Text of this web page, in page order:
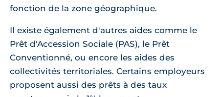
fonction de la zone géographique.
Il existe également d'autres aides comme le
Prêt d'Accession Sociale (PAS), le Prêt
Conventionné, ou encore les aides des
collectivités territoriales. Certains employeurs
proposent aussi des prêts à des taux